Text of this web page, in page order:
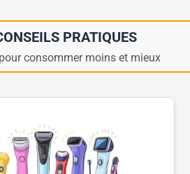
PRATIQUES
consommer moins et mieux